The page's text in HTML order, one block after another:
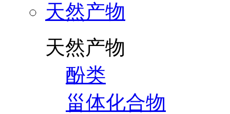
天然产物
天然产物
酚类
甾体化合物